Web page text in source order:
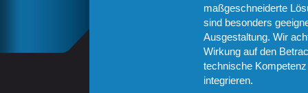
maßgeschneiderte
sind besonders
Ausgestaltung. Wir
Wirkung auf den
technische
integrieren.